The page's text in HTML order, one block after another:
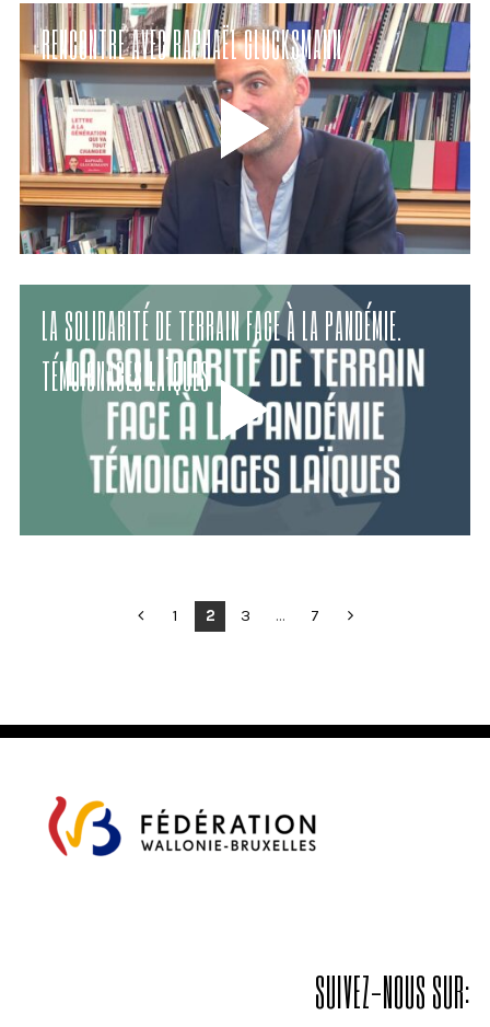
RENCONTRE AVEC RAPHAËL GLUCKSMANN
LA SOLIDARITÉ DE TERRAIN FACE À LA PANDÉMIE.
TÉMOIGNAGES LAÏQUES
PAGINATION
1 2 3 … 7
SUIVEZ-NOUS SUR: